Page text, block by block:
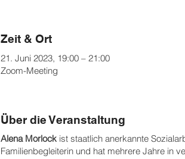
Zeit & Ort
21. Juni 2023, 19:00 – 21:00
Zoom-Meeting
Über die Veranstaltung
Alena Morlockist staatlich anerkannte
Familienbegleiterin und hat mehrere Jahre in